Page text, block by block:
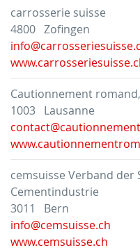
carrosserie suisse
4800 Zofingen
Cautionnement
1003 Lausanne
cemsuisse Verband der
Cementindustrie
3011 Bern
info@cemsuisse.ch
www.cemsuisse.ch